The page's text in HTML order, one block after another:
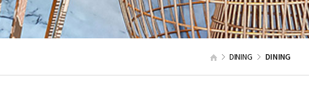
제휴문의
DINING DINING